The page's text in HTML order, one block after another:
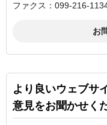
ファクス：099-216-
より良いウェブサ
意見をお聞かせく